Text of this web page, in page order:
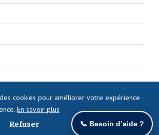
cookies pour améliorer votre expérience
En savoir plus
Refuser 📞 Besoin d’aide ?